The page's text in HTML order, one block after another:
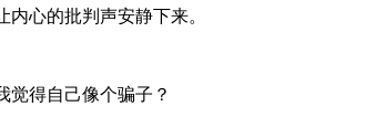
心的批判声安静下来。
觉得自己像个骗子？